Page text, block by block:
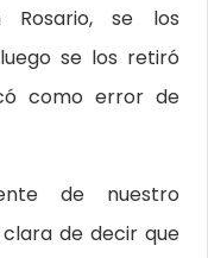
Rosario, se los
se los retiró
como error de
de nuestro
de decir que